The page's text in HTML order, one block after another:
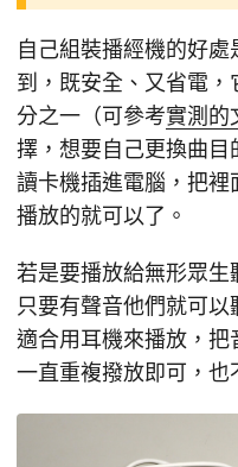
自己組裝播經機的好
到，既安全、又省電
分之一（可參考實測的
擇，想要自己更換曲目
讀卡機插進電腦，把
播放的就可以了。
若是要播放給無形眾生
只要有聲音他們就可
適合用耳機來播放，
一直重複撥放即可，也